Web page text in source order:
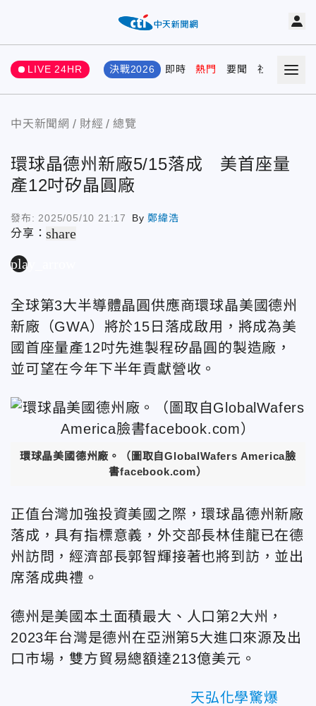
LIVE 24HR 決戰2026 即時 熱門 要聞 社會 娛樂
中天新聞網 財經 總覽
環球晶德州新廠5/15落成 美首座量
產12吋矽晶圓廠
發布: 2025/05/10 21:17 By鄭緯浩
分享：share
play_arrow
全球第3大半導體晶圓供應商環球晶美國德州
新廠（GWA）將於15日落成啟用，將成為美
國首座量產12吋先進製程矽晶圓的製造廠，
並可望在今年下半年貢獻營收。
環球晶美國德州廠。（圖取自GlobalWafers America臉
書facebook.com）
正值台灣加強投資美國之際，環球晶德州新廠
落成，具有指標意義，外交部長林佳龍已在德
州訪問，經濟部長郭智輝接著也將到訪，並出
席落成典禮。
德州是美國本土面積最大、人口第2大州，
2023年台灣是德州在亞洲第5大進口來源及出
口市場，雙方貿易總額達213億美元。
天弘化學驚爆